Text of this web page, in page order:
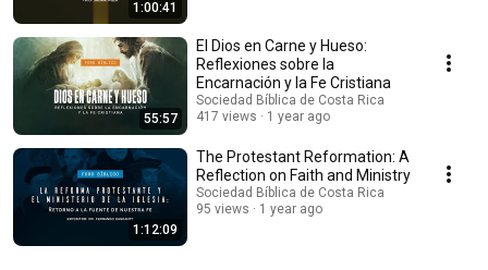
1:00:41
55:57
El Dios en Carne y Hueso:
Reflexiones sobre la
Encarnación y la Fe Cristiana
Sociedad Bíblica de Costa Rica
417 views
1 year ago
1:12:09
The Protestant Reformation: A
Reflection on Faith and Ministry
Sociedad Bíblica de Costa Rica
95 views
1 year ago